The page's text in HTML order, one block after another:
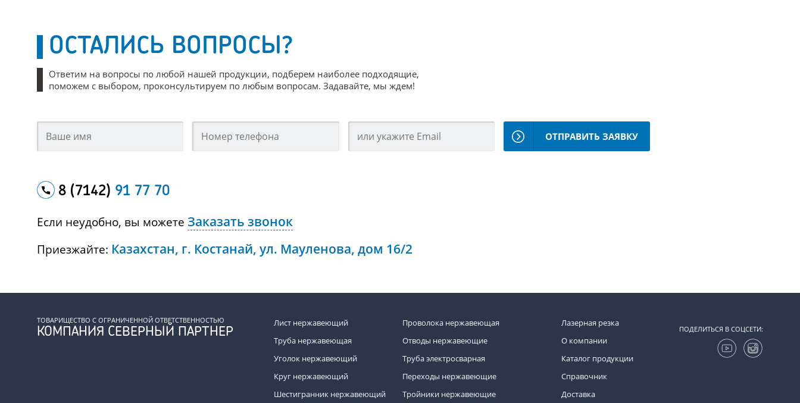
ОСТАЛИСЬ ВОПРОСЫ?
Ответим на вопросы по любой нашей продукции, подберем наиболее подходящие,
поможем с выбором, проконсультируем по любым вопросам. Задавайте, мы ждем!
ОТПРАВИТЬ ЗАЯВКУ
8 (7142) 91 77 70
Если неудобно, вы можете Заказать звонок
Приезжайте: Казахстан, г. Костанай, ул. Мауленова, дом 16/2
ТОВАРИЩЕСТВО С ОГРАНИЧЕННОЙ ОТВЕТСТВЕННОСТЬЮ
КОМПАНИЯ СЕВЕРНЫЙ ПАРТНЕР
Лист нержавеющий
Труба нержавеющая
Уголок нержавеющий
Круг нержавеющий
Шестигранник нержавеющий
Проволока нержавеющая
Отводы нержавеющие
Труба электросварная
Переходы нержавеющие
Тройники нержавеющие
Лазерная резка
О компании
Каталог продукции
Справочник
Доставка
ПОДЕЛИТЬСЯ В СОЦСЕТИ: